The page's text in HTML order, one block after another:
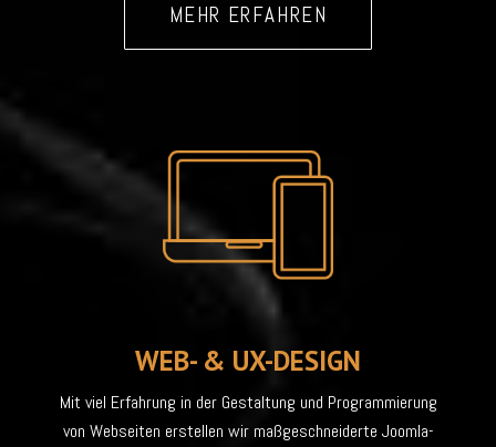
MEHR ERFAHREN
WEB- & UX-DESIGN
Mit viel Erfahrung in der Gestaltung und Programmierung
von Webseiten erstellen wir maßgeschneiderte Joomla-